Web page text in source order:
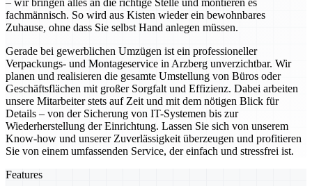
– wir bringen alles an die richtige Stelle und montieren es
fachmännisch. So wird aus Kisten wieder ein bewohnbares
Zuhause, ohne dass Sie selbst Hand anlegen müssen.
Gerade bei gewerblichen Umzügen ist ein professioneller
Verpackungs- und Montageservice in Arzberg unverzichtbar. Wir
planen und realisieren die gesamte Umstellung von Büros oder
Geschäftsflächen mit großer Sorgfalt und Effizienz. Dabei arbeiten
unsere Mitarbeiter stets auf Zeit und mit dem nötigen Blick für
Details – von der Sicherung von IT-Systemen bis zur
Wiederherstellung der Einrichtung. Lassen Sie sich von unserem
Know-how und unserer Zuverlässigkeit überzeugen und profitieren
Sie von einem umfassenden Service, der einfach und stressfrei ist.
Features